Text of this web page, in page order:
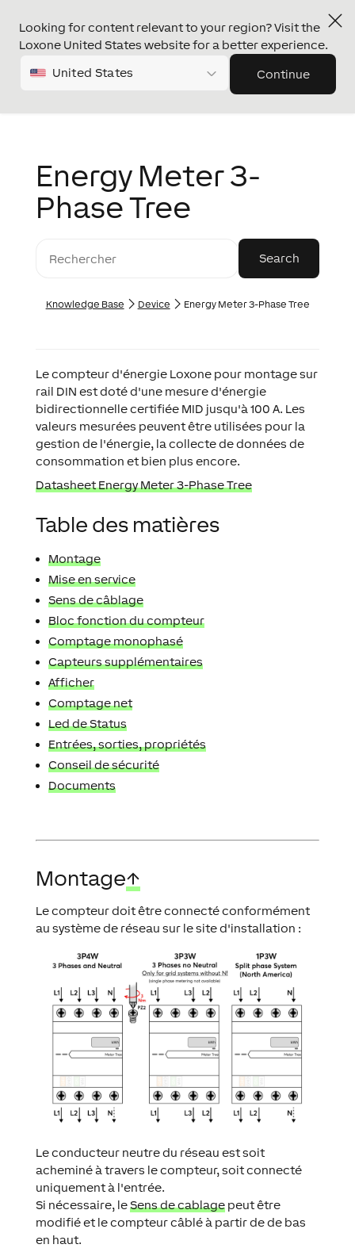
Looking for content relevant to your region? Visit the
Loxone United States website for a better experience.
United States Continue
Energy Meter 3-
Phase Tree
Knowledge Base Device Energy Meter 3-Phase Tree
Le compteur d'énergie Loxone pour montage sur
rail DIN est doté d'une mesure d'énergie
bidirectionnelle certifiée MID jusqu'à 100 A. Les
valeurs mesurées peuvent être utilisées pour la
gestion de l'énergie, la collecte de données de
consommation et bien plus encore.
Datasheet Energy Meter 3-Phase Tree
Table des matières
Montage
Mise en service
Sens de câblage
Bloc fonction du compteur
Comptage monophasé
Capteurs supplémentaires
Afficher
Comptage net
Led de Status
Entrées, sorties, propriétés
Conseil de sécurité
Documents
Montage↑
Le compteur doit être connecté conformément
au système de réseau sur le site d'installation :
Le conducteur neutre du réseau est soit
acheminé à travers le compteur, soit connecté
uniquement à l'entrée.
Si nécessaire, leSens de cablagepeut être
modifié et le compteur câblé à partir de de bas
en haut.